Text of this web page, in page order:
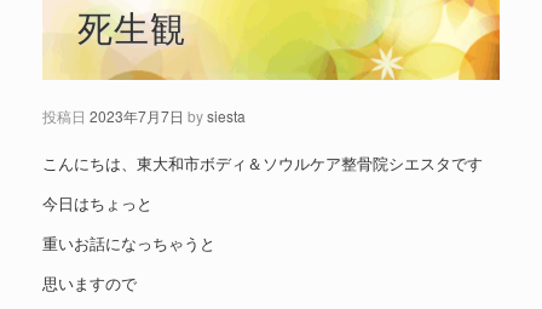
死生観
投稿日 2023年7月7日 bysiesta
こんにちは、東大和市ボディ＆ソウルケア整骨院シエスタです
今日はちょっと
重いお話になっちゃうと
思いますので